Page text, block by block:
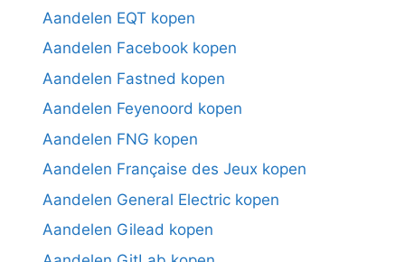
Aandelen EQT kopen
Aandelen Facebook kopen
Aandelen Fastned kopen
Aandelen Feyenoord kopen
Aandelen FNG kopen
Aandelen Française des Jeux kopen
Aandelen General Electric kopen
Aandelen Gilead kopen